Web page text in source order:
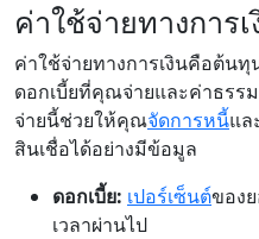
ค่าใช้จ่ายทางการ
ค่าใช้จ่ายทางการเงินคือต้น
ดอกเบี้ยที่คุณจ่ายและค่าธรรม
จ่ายนี้ช่วยให้คุณจัดการหนี้แล
สินเชื่อได้อย่างมีข้อมูล
ดอกเบี้ย: เปอร์เซ็นต์ของ
เวลาผ่านไป